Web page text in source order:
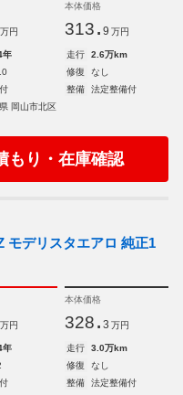
万円
本体価格
313. 9 万円
年 走行
2.6万km
修復
なし
整備
法定整備付
岡山市北区
もり・在庫確認
モデリスタエアロ 純正1
万円
本体価格
328. 3 万円
年 走行
3.0万km
修復
なし
整備
法定整備付